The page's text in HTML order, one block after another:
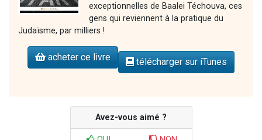
exceptionnelles de Baalei Téchouva, ces
gens qui reviennent à la pratique du
Judaïsme, par milliers !
acheter ce livre télécharger sur iTunes
Avez-vous aimé ?